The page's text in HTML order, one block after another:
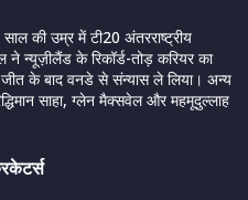
की उम्र में टी20 अंतरराष्ट्रीय
ने न्यूज़ीलैंड के रिकॉर्ड-तोड़ करियर का
के बाद वनडे से संन्यास ले लिया। अन्य
साहा, ग्लेन मैक्सवेल और महमूदुल्लाह